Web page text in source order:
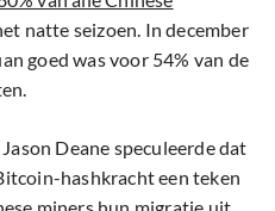
natte seizoen. In december
goed was voor 54% van de
Deane speculeerde dat
hashkracht een teken